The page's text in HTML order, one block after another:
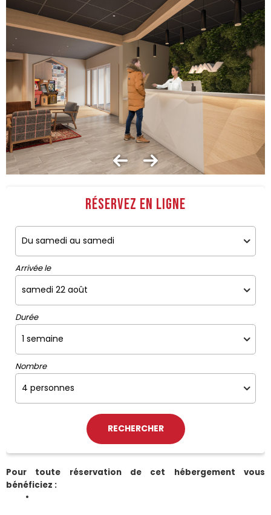
Réservez en ligne
Arrivée le
Durée
Nombre
Pour toute réservation de cet hébergement vous
bénéficiez :